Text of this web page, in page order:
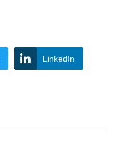
LinkedIn